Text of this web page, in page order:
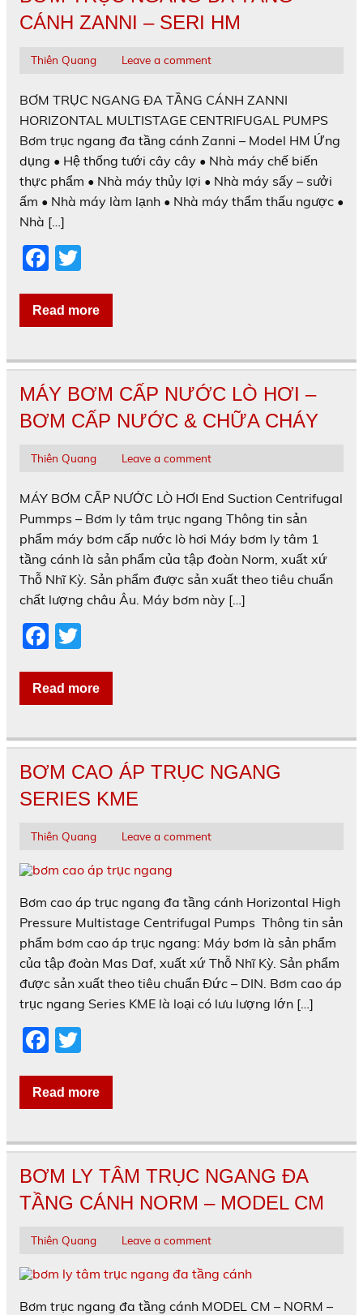
o
CÁNH ZANNI – SERI HM
Thiên Quang Leave a comment
BƠM TRỤC NGANG ĐA TẦNG CÁNH ZANNI
HORIZONTAL MULTISTAGE CENTRIFUGAL PUMPS
Bơm trục ngang đa tầng cánh Zanni – Model HM Ứng
dụng • Hệ thống tưới cây cây • Nhà máy chế biến
thực phẩm • Nhà máy thủy lợi • Nhà máy sấy – sưởi
ấm • Nhà máy làm lạnh • Nhà máy thẩm thấu ngược •
Nhà […]
F
c
e
b
o
o
itt
er
Read more
MÁY BƠM CẤP NƯỚC LÒ HƠI –
BƠM CẤP NƯỚC & CHỮA CHÁY
Thiên Quang Leave a comment
MÁY BƠM CẤP NƯỚC LÒ HƠI End Suction Centrifugal
Pummps – Bơm ly tâm trục ngang Thông tin sản
phẩm máy bơm cấp nước lò hơi Máy bơm ly tâm 1
tầng cánh là sản phẩm của tập đoàn Norm, xuất xứ
Thỗ Nhĩ Kỳ. Sản phẩm được sản xuất theo tiêu chuẩn
chất lượng châu Âu. Máy bơm này […]
F
c
e
b
o
o
itt
er
Read more
BƠM CAO ÁP TRỤC NGANG
SERIES KME
Thiên Quang Leave a comment
Bơm cao áp trục ngang đa tầng cánh Horizontal High
Pressure Multistage Centrifugal Pumps Thông tin sản
phẩm bơm cao áp trục ngang: Máy bơm là sản phẩm
của tập đoàn Mas Daf, xuất xứ Thỗ Nhĩ Kỳ. Sản phẩm
được sản xuất theo tiêu chuẩn Đức – DIN. Bơm cao áp
trục ngang Series KME là loại có lưu lượng lớn […]
F
c
e
b
o
o
itt
er
Read more
BƠM LY TÂM TRỤC NGANG ĐA
TẦNG CÁNH NORM – MODEL CM
Thiên Quang Leave a comment
Bơm trục ngang đa tầng cánh MODEL CM – NORM –